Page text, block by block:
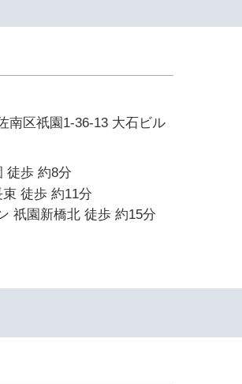
南区祇園1-36-13 大石ビル
徒歩 約8分
徒歩 約11分
祇園新橋北 徒歩 約15分